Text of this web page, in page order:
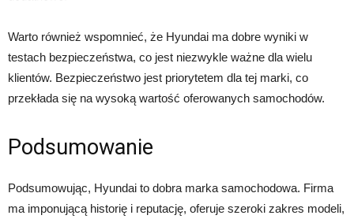
Warto również wspomnieć, że Hyundai ma dobre wyniki w
testach bezpieczeństwa, co jest niezwykle ważne dla wielu
klientów. Bezpieczeństwo jest priorytetem dla tej marki, co
przekłada się na wysoką wartość oferowanych samochodów.
Podsumowanie
Podsumowując, Hyundai to dobra marka samochodowa. Firma
ma imponującą historię i reputację, oferuje szeroki zakres modeli,